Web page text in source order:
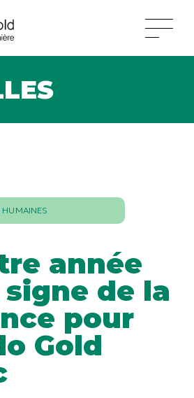
HUMAINES
année
de la
pour
Gold